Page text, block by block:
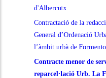
d'Albercutx
Contractació de la
General d’Ordenació
l’àmbit urbà de
Contracte menor de
reparcel·lació Urb. La